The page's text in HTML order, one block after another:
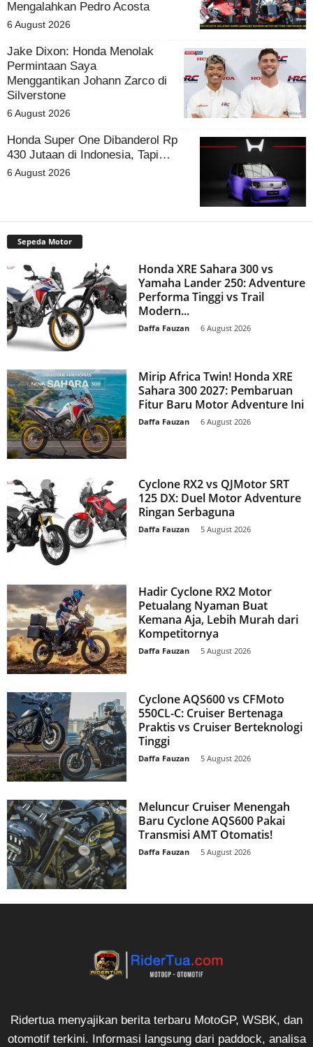
Mengalahkan Pedro Acosta
6 August 2026
Jake Dixon: Honda Menolak
Permintaan Saya
Menggantikan Johann Zarco di
Silverstone
6 August 2026
Honda Super One Dibanderol Rp
430 Jutaan di Indonesia, Tapi…
6 August 2026
Sepeda Motor
Honda XRE Sahara 300 vs
Yamaha Lander 250: Adventure
Performa Tinggi vs Trail
Modern...
Daffa Fauzan 6 August 2026
Mirip Africa Twin! Honda XRE
Sahara 300 2027: Pembaruan
Fitur Baru Motor Adventure Ini
Daffa Fauzan 6 August 2026
Cyclone RX2 vs QJMotor SRT
125 DX: Duel Motor Adventure
Ringan Serbaguna
Daffa Fauzan 5 August 2026
Hadir Cyclone RX2 Motor
Petualang Nyaman Buat
Kemana Aja, Lebih Murah dari
Kompetitornya
Daffa Fauzan 5 August 2026
Cyclone AQS600 vs CFMoto
550CL-C: Cruiser Bertenaga
Praktis vs Cruiser Berteknologi
Tinggi
Daffa Fauzan 5 August 2026
Meluncur Cruiser Menengah
Baru Cyclone AQS600 Pakai
Transmisi AMT Otomatis!
Daffa Fauzan 5 August 2026
Ridertua menyajikan berita terbaru MotoGP, WSBK, dan
otomotif terkini. Informasi langsung dari paddock, analisa